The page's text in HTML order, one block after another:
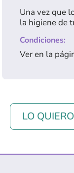
Una vez que
la higiene de
Condiciones:
Ver en la
LO QUIERO